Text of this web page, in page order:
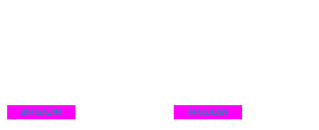
MAGAZIN MAGAZIN